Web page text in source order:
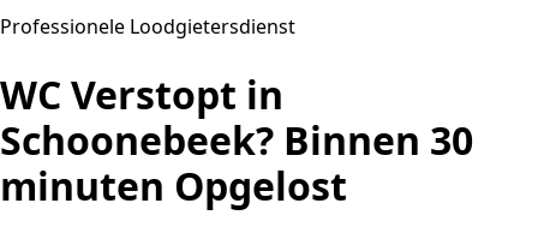
Professionele Loodgietersdienst
WC Verstopt in
Schoonebeek? Binnen 30
minuten Opgelost